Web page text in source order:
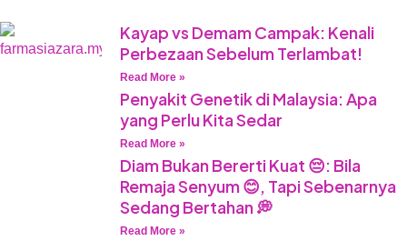
Kayap vs Demam Campak: Kenali
Perbezaan Sebelum Terlambat!
Read More »
Penyakit Genetik di Malaysia: Apa
yang Perlu Kita Sedar
Read More »
Diam Bukan Bererti Kuat 😔: Bila
Remaja Senyum 😊, Tapi Sebenarnya
Sedang Bertahan 💭
Read More »